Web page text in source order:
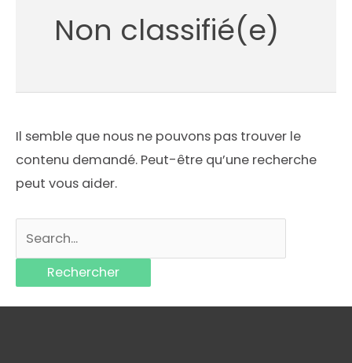
Non classifié(e)
Il semble que nous ne pouvons pas trouver le
contenu demandé. Peut-être qu’une recherche
peut vous aider.
Rechercher :